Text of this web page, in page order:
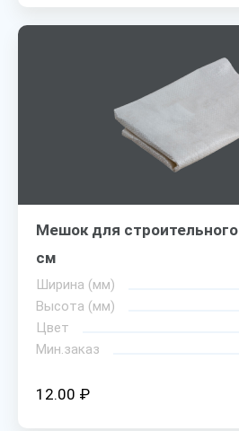
Мешок для
см
Ширина (мм)
Высота (мм)
Цвет
Мин.заказ
12.00 ₽